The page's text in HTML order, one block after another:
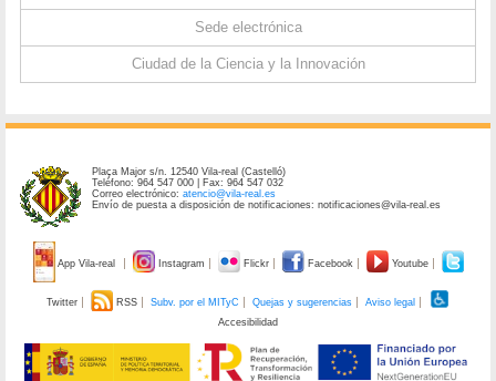
Sede electrónica
Ciudad de la Ciencia y la Innovación
Plaça Major s/n. 12540 Vila-real (Castelló)
Teléfono: 964 547 000 | Fax: 964 547 032
Correo electrónico:atencio@vila-real.es
Envío de puesta a disposición de notificaciones: notificaciones@vila-real.es
App Vila-real Instagram Flickr Facebook Youtube
Twitter RSS Subv. por el MITyC Quejas y sugerencias
Aviso legal
Accesibilidad